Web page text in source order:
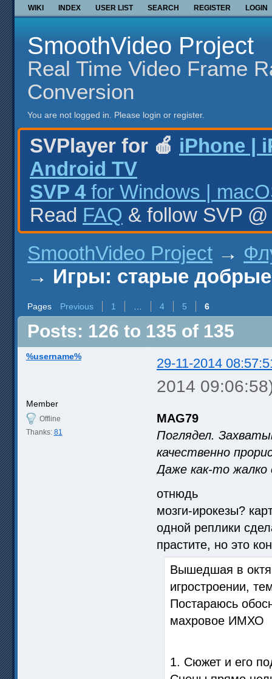
WIKI INDEX USER LIST SEARCH REGISTER LOGIN
SmoothVideo Project
Real Time Video Frame
Conversion
You are not logged in. Please login or register.
SVPlayer for 🍎 iPhone |
Android TV
SVP 4 for Windows |
Read FAQ & follow SVP
SmoothVideo Project →
→ Игры: старые
Pages Previous 1 4 5 6
Posts: 126 to 135 of 135
%username% 29-11-2014
2014
Member
Offline
Thanks: 81
MAG79
Поглядел.
качественно
Даже как-то жалко
отнюдь
мозги-ирокезы?
одной реплики
прастите, но это
Вышедшая в
игростроении,
Постараюсь
махровое ИМХО
1. Сюжет и его